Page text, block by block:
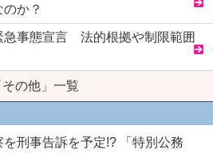
か？
急事態宣言 法的根拠や制限範囲
その他」一覧
刑事告訴を予定!? 「特別公務